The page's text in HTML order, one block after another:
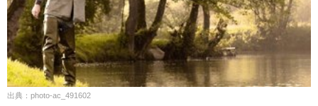
出典：photo-ac_491602